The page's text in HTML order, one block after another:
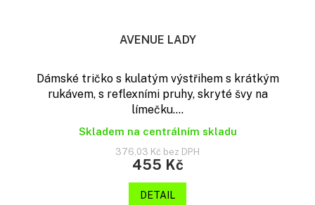
AVENUE LADY
Dámské tričko s kulatým výstřihem s krátkým
rukávem, s reflexními pruhy, skryté švy na
límečku....
Skladem na centrálním skladu
376,03 Kč bez DPH
455 Kč
DETAIL